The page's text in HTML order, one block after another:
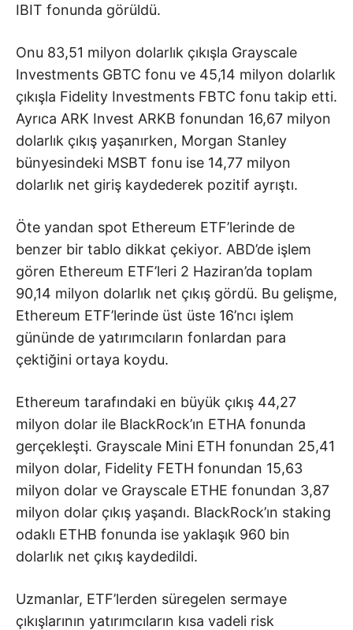
IBIT fonunda görüldü.
Onu 83,51 milyon dolarlık çıkışla Grayscale
Investments GBTC fonu ve 45,14 milyon dolarlık
çıkışla Fidelity Investments FBTC fonu takip etti.
Ayrıca ARK Invest ARKB fonundan 16,67 milyon
dolarlık çıkış yaşanırken, Morgan Stanley
bünyesindeki MSBT fonu ise 14,77 milyon
dolarlık net giriş kaydederek pozitif ayrıştı.
Öte yandan spot Ethereum ETF’lerinde de
benzer bir tablo dikkat çekiyor. ABD’de işlem
gören Ethereum ETF’leri 2 Haziran’da toplam
90,14 milyon dolarlık net çıkış gördü. Bu gelişme,
Ethereum ETF’lerinde üst üste 16’ncı işlem
gününde de yatırımcıların fonlardan para
çektiğini ortaya koydu.
Ethereum tarafındaki en büyük çıkış 44,27
milyon dolar ile BlackRock’ın ETHA fonunda
gerçekleşti. Grayscale Mini ETH fonundan 25,41
milyon dolar, Fidelity FETH fonundan 15,63
milyon dolar ve Grayscale ETHE fonundan 3,87
milyon dolar çıkış yaşandı. BlackRock’ın staking
odaklı ETHB fonunda ise yaklaşık 960 bin
dolarlık net çıkış kaydedildi.
Uzmanlar, ETF’lerden süregelen sermaye
çıkışlarının yatırımcıların kısa vadeli risk